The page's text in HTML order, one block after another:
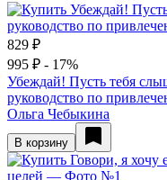
829 ₽
995 ₽ - 17%
Убеждай! Пусть тебя
руководство по
Ольга Чебыкина
В корзину